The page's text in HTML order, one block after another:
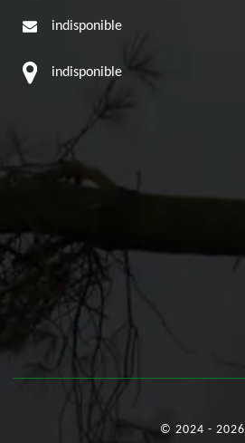
indisponible
indisponible
© 2024 - 2026